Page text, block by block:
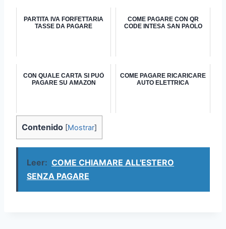
PARTITA IVA FORFETTARIA
TASSE DA PAGARE
COME PAGARE CON QR
CODE INTESA SAN PAOLO
CON QUALE CARTA SI PUÒ
PAGARE SU AMAZON
COME PAGARE RICARICARE
AUTO ELETTRICA
Contenido [Mostrar]
Leer: COME CHIAMARE ALL'ESTERO
SENZA PAGARE